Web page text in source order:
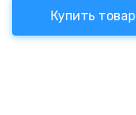
Купить товар